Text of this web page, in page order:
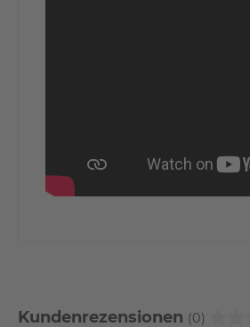
Kundenrezensionen (0)